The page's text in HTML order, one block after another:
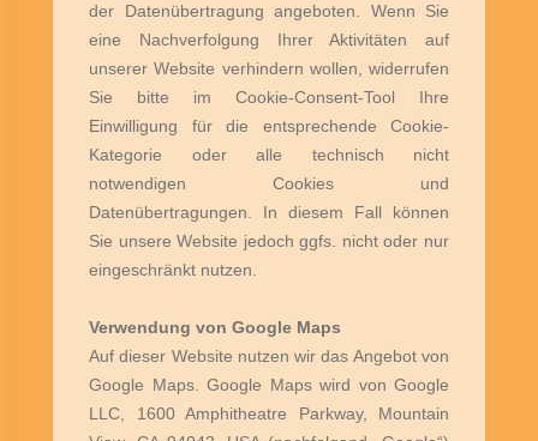
der Datenübertragung angeboten. Wenn Sie
eine Nachverfolgung Ihrer Aktivitäten auf
unserer Website verhindern wollen, widerrufen
Sie bitte im Cookie-Consent-Tool Ihre
Einwilligung für die entsprechende Cookie-
Kategorie oder alle technisch nicht
notwendigen Cookies und
Datenübertragungen. In diesem Fall können
Sie unsere Website jedoch ggfs. nicht oder nur
eingeschränkt nutzen.
Verwendung von Google Maps
Auf dieser Website nutzen wir das Angebot von
Google Maps. Google Maps wird von Google
LLC, 1600 Amphitheatre Parkway, Mountain